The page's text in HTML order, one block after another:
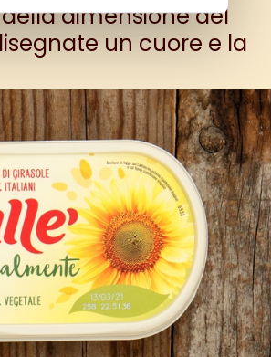
dimensione del
un cuore e la